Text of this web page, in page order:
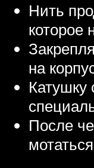
Нить
которое
на
После